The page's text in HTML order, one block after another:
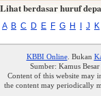
Lihat berdasar huruf
A B C D E F G H J K
KBBI Online. Bukan
Sumber: Kamus
Content of this website may
the content may periodically